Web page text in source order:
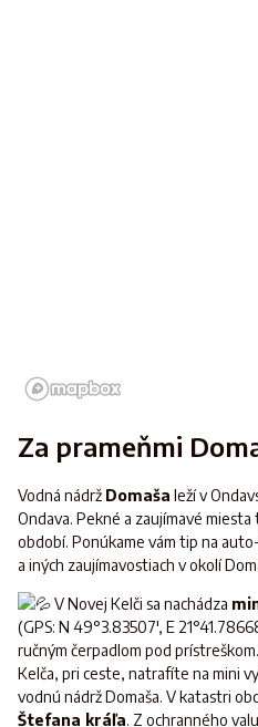
Za prameňmi
Vodná nádrž Domaša leží v
Ondava. Pekné a zaujímavé
období. Ponúkame vám tip na
a iných zaujímavostiach v okolí
V Novej Kelči sa nachádza
(GPS: N 49°3.83507', E
ručným čerpadlom pod
Kelča, pri ceste, natrafíte na mini
vodnú nádrž Domaša. V katastri
Štefana kráľa. Z ochranného